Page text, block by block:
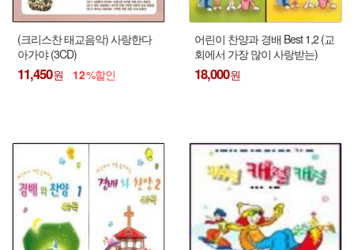
(크리스찬 태교음악) 사랑한다
아가야 (3CD)
11,450 12
어린이 찬양과 경배 Best 1,2 (교
회에서 가장 많이 사랑받는)
18,000